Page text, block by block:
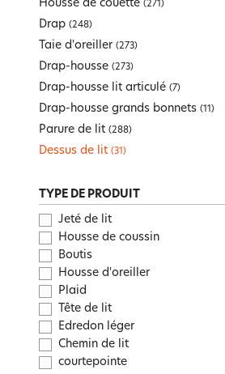
Toute la sélectionPromos
Maison pratique
Literie
Toute la sélection
Toute la sélection
Parure de lit
Dessus de lit
Toute la sélection
Toute la sélection
Peignoir
Gants de toilette
Peignoir personnalisé
Toute la sélection
Plaid
Coussin, housse de coussin
Galette, housse de chaise
TapisToute la sélection
Meuble, étagère
Tête de lit, paravent
Toute la sélection
Toute la sélection
Bien-être Intime
Toute la sélection
Cache-sommiers, chemin de lit
Housse de couette (271 )
Drap (248)
Taie d'oreiller (273)
Drap-housse (273)
Drap-housse lit articulé (7)
Drap-housse grands bonnets (11 )
Parure de lit (288)
Dessus de lit (31 )
TYPE DE PRODUIT
Jeté de lit
Housse de coussin
Boutis
Housse d'oreiller
Plaid
Tête de lit
Edredon léger
Chemin de lit
courtepointe